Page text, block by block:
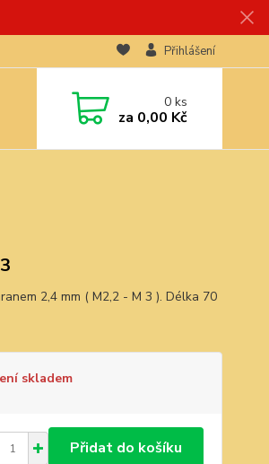
Přihlášení
0ks
za 0,00 Kč
2,4 mm ( M2,2 - M 3 ). Délka 70
skladem
Přidat do košíku